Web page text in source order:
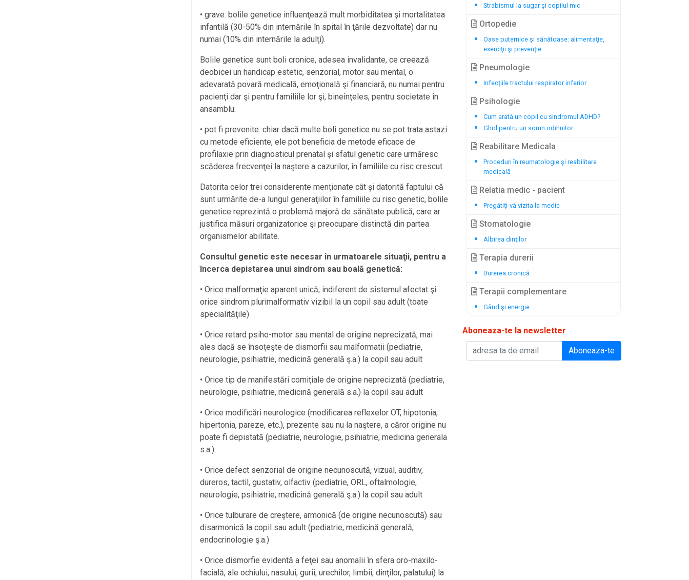
• grave: bolile genetice influenţează mult morbiditatea şi mortalitatea
infantilă (30-50% din internările în spital în ţările dezvoltate) dar nu
numai (10% din internările la adulţi).
Bolile genetice sunt boli cronice, adesea invalidante, ce creează
deobicei un handicap estetic, senzorial, motor sau mental, o
adevarată povară medicală, emoţională şi financiară, nu numai pentru
pacienţi dar şi pentru familiile lor şi, bineînţeles, pentru societate în
ansamblu.
• pot fi prevenite: chiar dacă multe boli genetice nu se pot trata astazi
cu metode eficiente, ele pot beneficia de metode eficace de
profilaxie prin diagnosticul prenatal şi sfatul genetic care urmăresc
scăderea frecvenţei la naştere a cazurilor, în familiile cu risc crescut.
Datorita celor trei considerente menţionate cât şi datorită faptului că
sunt urmărite de-a lungul generaţiilor în familiile cu risc genetic, bolile
genetice reprezintă o problemă majoră de sănătate publică, care ar
justifica măsuri organizatorice şi preocupare distinctă din partea
organismelor abilitate.
Consultul genetic este necesar în urmatoarele situaţii, pentru a
încerca depistarea unui sindrom sau boală genetică:
• Orice malformaţie aparent unică, indiferent de sistemul afectat şi
orice sindrom plurimalformativ vizibil la un copil sau adult (toate
specialităţile)
• Orice retard psiho-motor sau mental de origine neprecizată, mai
ales dacă se însoţeşte de dismorfii sau malformatii (pediatrie,
neurologie, psihiatrie, medicină generală ş.a.) la copil sau adult
• Orice tip de manifestări comiţiale de origine neprecizată (pediatrie,
neurologie, psihiatrie, medicină generală s.a.) la copil sau adult
• Orice modificări neurologice (modificarea reflexelor OT, hipotonia,
hipertonia, pareze, etc.), prezente sau nu la naştere, a căror origine nu
poate fi depistată (pediatrie, neurologie, psihiatrie, medicina generala
s.a.)
• Orice defect senzorial de origine necunoscută, vizual, auditiv,
dureros, tactil, gustativ, olfactiv (pediatrie, ORL, oftalmologie,
neurologie, psihiatrie, medicină generală ş.a.) la copil sau adult
• Orice tulburare de creştere, armonică (de origine necunoscută) sau
disarmonică la copil sau adult (pediatrie, medicină generală,
endocrinologie ş.a.)
• Orice dismorfie evidentă a feţei sau anomalii în sfera oro-maxilo-
facială, ale ochiului, nasului, gurii, urechilor, limbii, dinţilor, palatului) la
Strabismul la sugar şi copilul mic
Ortopedie
Oase puternice şi sănătoase: alimentaţie,
exerciţii şi prevenţie
Pneumologie
Infecţiile tractului respirator inferior
Psihologie
Cum arată un copil cu sindromul ADHD?
Ghid pentru un somn odihnitor
Reabilitare Medicala
Proceduri în reumatologie şi reabilitare
medicală
Relatia medic - pacient
Pregătiţi-vă vizita la medic
Stomatologie
Albirea dinţilor
Terapia durerii
Durerea cronică
Terapii complementare
Gând şi energie
Aboneaza-te la newsletter
Aboneaza-te